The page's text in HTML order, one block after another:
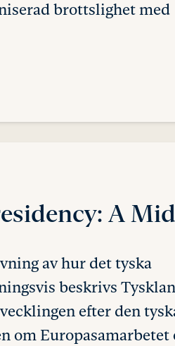
brottslighet med
A
av hur det tyska
beskrivs
efter den
om Europasamarbetet